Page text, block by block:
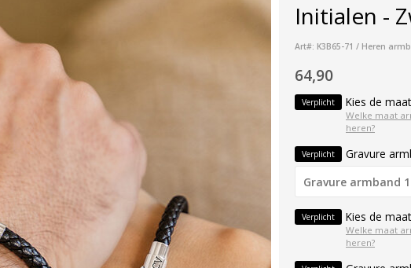
Initialen -
Art#: K3B65-71 / Heren
64,90
Verplicht Kies de
Welke maat
heren?
Verplicht Gravure
Verplicht Kies de
Welke maat
heren?